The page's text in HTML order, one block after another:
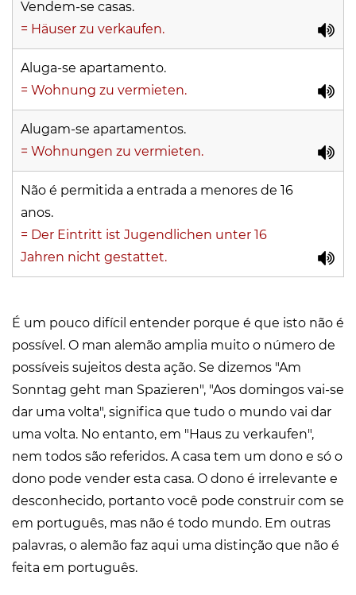
Vendem-se casas.
= Häuser zu verkaufen.
Aluga-se apartamento.
= Wohnung zu vermieten.
Alugam-se apartamentos.
= Wohnungen zu vermieten.
Não é permitida a entrada a menores de 16
anos.
= Der Eintritt ist Jugendlichen unter 16
Jahren nicht gestattet.
É um pouco difícil entender porque é que isto não é
possível. O man alemão amplia muito o número de
possíveis sujeitos desta ação. Se dizemos "Am
Sonntag geht man Spazieren", "Aos domingos vai-se
dar uma volta", significa que tudo o mundo vai dar
uma volta. No entanto, em "Haus zu verkaufen",
nem todos são referidos. A casa tem um dono e só o
dono pode vender esta casa. O dono é irrelevante e
desconhecido, portanto você pode construir com se
em português, mas não é todo mundo. Em outras
palavras, o alemão faz aqui uma distinção que não é
feita em português.